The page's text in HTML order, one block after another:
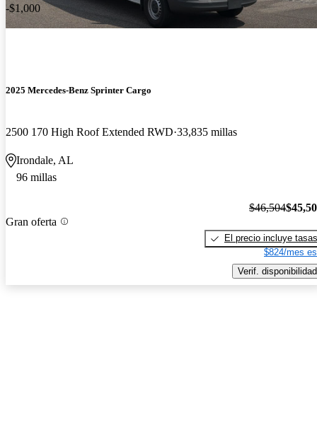
-$1,000
2025 Mercedes-Benz Sprinter Cargo
2500 170 High Roof Extended RWD 33,835 millas
Irondale, AL
96 millas
Gran oferta
$46,504
El precio incluye tasas
$824/mes
Verif. disponibilidad